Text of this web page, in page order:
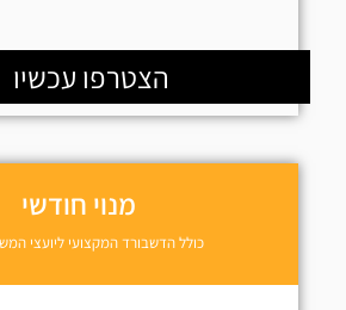
מנוי חודשי
כולל הדשבורד המקצועי ליועצי
הצטרפו עכשיו